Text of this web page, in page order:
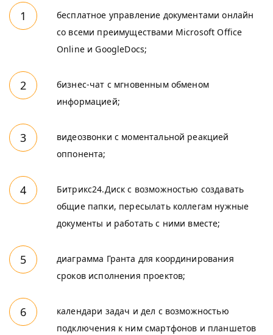
бесплатное управление документами онлайн
со всеми преимуществами Microsoft Office
Online и GoogleDocs;
бизнес-чат с мгновенным обменом
информацией;
видеозвонки с моментальной реакцией
оппонента;
Битрикс24.Диск с возможностью создавать
общие папки, пересылать коллегам нужные
документы и работать с ними вместе;
диаграмма Гранта для координирования
сроков исполнения проектов;
календари задач и дел с возможностью
подключения к ним смартфонов и планшетов